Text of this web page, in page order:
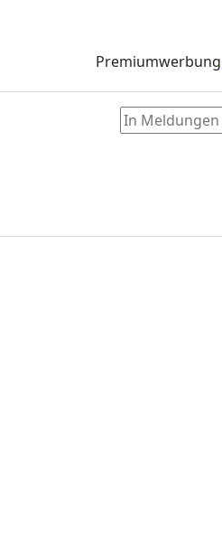
Premiumwerbung